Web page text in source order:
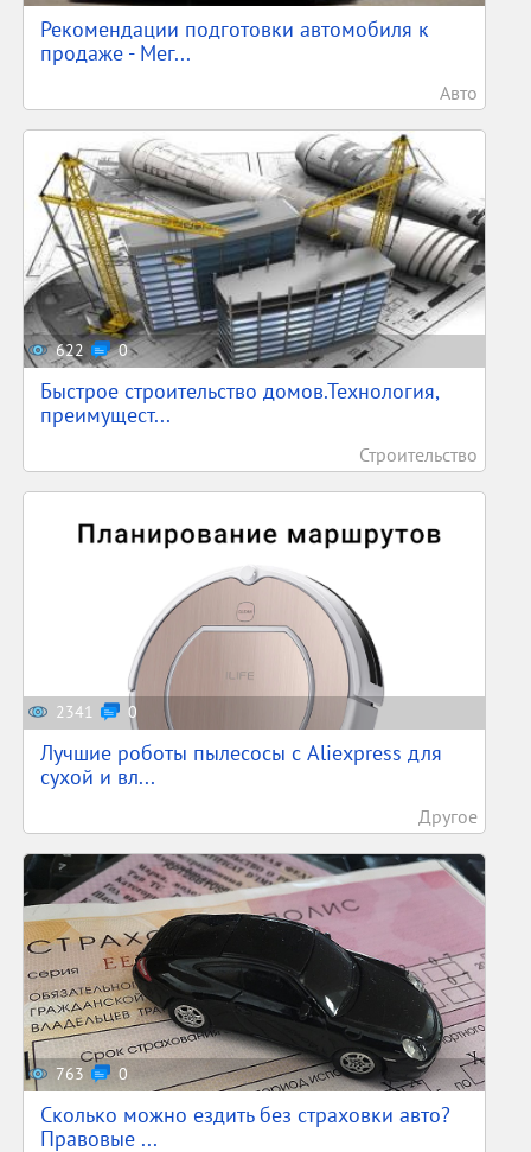
Рекомендации подготовки автомобиля к
продаже - Мег...
Авто
622 0
Быстрое строительство домов.Технология,
преимущест...
Строительство
2341 0
Лучшие роботы пылесосы с Aliexpress для
сухой и вл...
Другое
763 0
Сколько можно ездить без страховки авто?
Правовые ...